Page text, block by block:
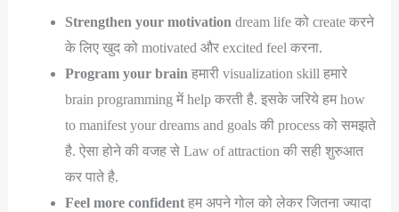
Strengthen your motivation dream life को create करने
के लिए खुद को motivated और excited feel करना.
Program your brain हमारी visualization skill हमारे
brain programming में help करती है. इसके जरिये हम how
to manifest your dreams and goals की process को समझते
है. ऐसा होने की वजह से Law of attraction की सही शुरुआत
कर पाते है.
Feel more confidentहम अपने गोल को लेकर जितना ज्यादा